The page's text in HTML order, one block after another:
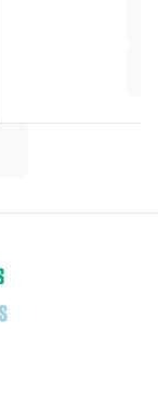
reuteri LRE2.
263 mg